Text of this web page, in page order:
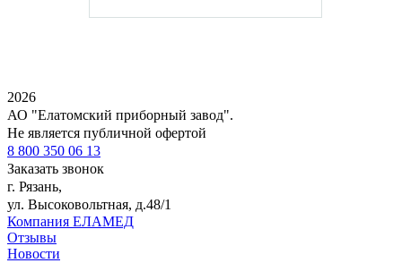
2026
АО "Елатомский приборный завод".
Не является публичной офертой
8 800 350 06 13
Заказать звонок
г. Рязань,
ул. Высоковольтная, д.48/1
Компания ЕЛАМЕД
Отзывы
Новости